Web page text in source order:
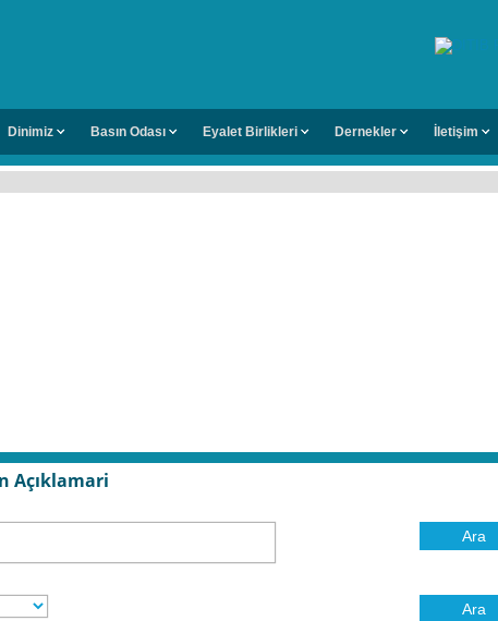
Dinimiz Basın Odası Eyalet Birlikleri Dernekler İletişim
Açıklamari